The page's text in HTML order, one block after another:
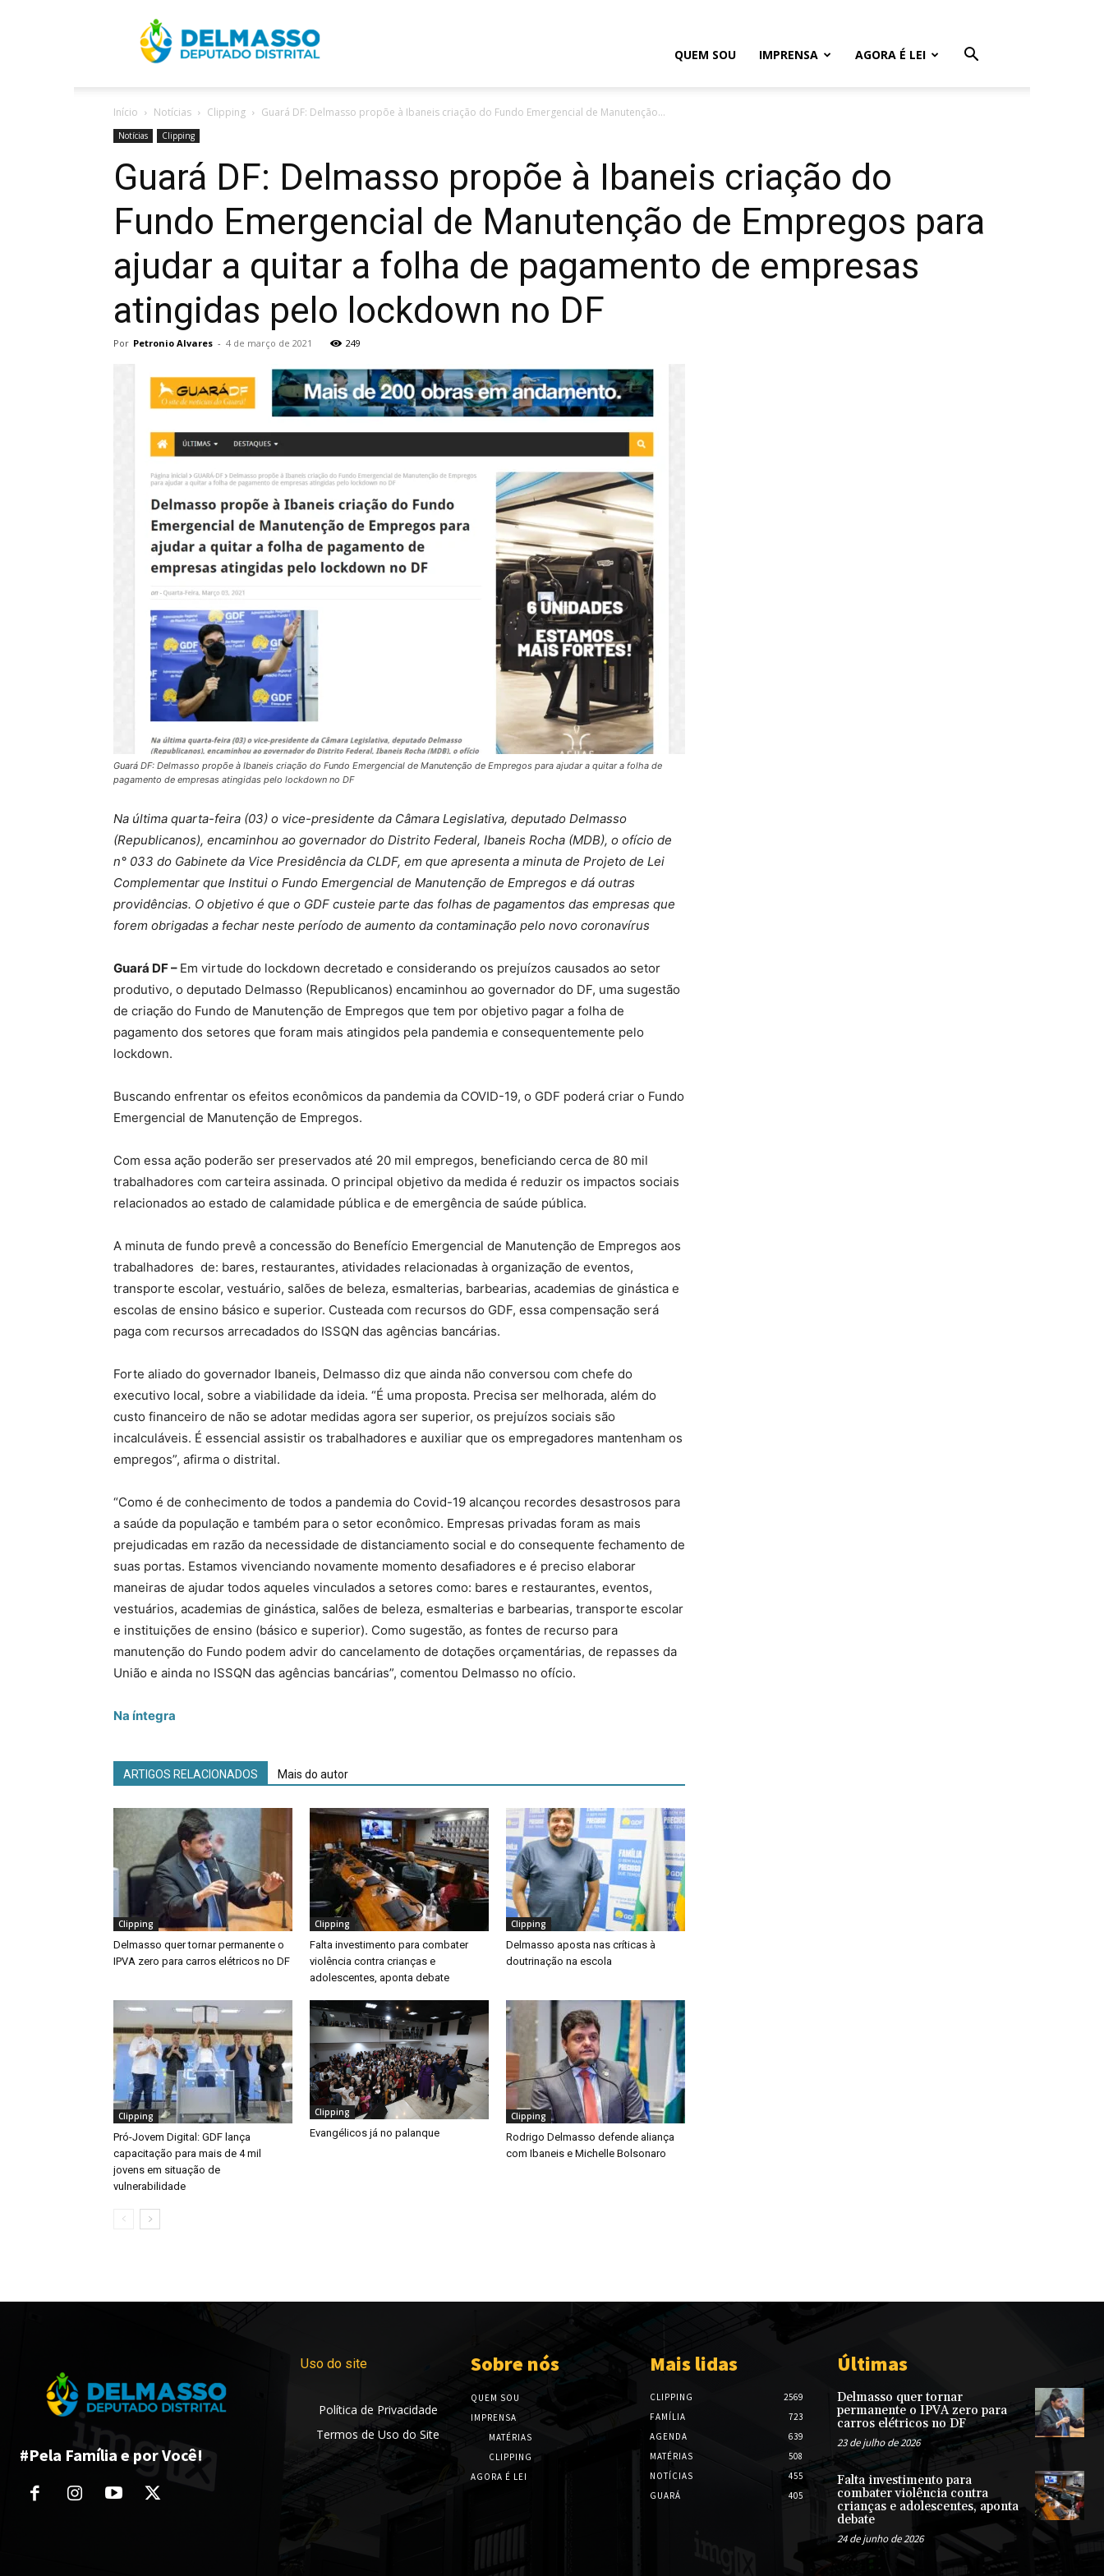
QUEM SOU IMPRENSA AGORA É LEI
Início Notícias Clipping Guará DF: Delmasso propõe à Ibaneis criação do Fundo Emergencial de Manutenção...
Notícias Clipping
Guará DF: Delmasso propõe à Ibaneis criação do
Fundo Emergencial de Manutenção de Empregos para
ajudar a quitar a folha de pagamento de empresas
atingidas pelo lockdown no DF
Por Petronio Alvares - 4 de março de 2021 249
Guará DF: Delmasso propõe à Ibaneis criação do Fundo Emergencial de Manutenção de Empregos para ajudar a quitar a folha de
pagamento de empresas atingidas pelo lockdown no DF
Na última quarta-feira (03) o vice-presidente da Câmara Legislativa, deputado Delmasso
(Republicanos), encaminhou ao governador do Distrito Federal, Ibaneis Rocha (MDB), o ofício de
n° 033 do Gabinete da Vice Presidência da CLDF, em que apresenta a minuta de Projeto de Lei
Complementar que Institui o Fundo Emergencial de Manutenção de Empregos e dá outras
providências. O objetivo é que o GDF custeie parte das folhas de pagamentos das empresas que
forem obrigadas a fechar neste período de aumento da contaminação pelo novo coronavírus
Guará DF – Em virtude do lockdown decretado e considerando os prejuízos causados ao setor
produtivo, o deputado Delmasso (Republicanos) encaminhou ao governador do DF, uma sugestão
de criação do Fundo de Manutenção de Empregos que tem por objetivo pagar a folha de
pagamento dos setores que foram mais atingidos pela pandemia e consequentemente pelo
lockdown.
Buscando enfrentar os efeitos econômicos da pandemia da COVID-19, o GDF poderá criar o Fundo
Emergencial de Manutenção de Empregos.
Com essa ação poderão ser preservados até 20 mil empregos, beneficiando cerca de 80 mil
trabalhadores com carteira assinada. O principal objetivo da medida é reduzir os impactos sociais
relacionados ao estado de calamidade pública e de emergência de saúde pública.
A minuta de fundo prevê a concessão do Benefício Emergencial de Manutenção de Empregos aos
trabalhadores de: bares, restaurantes, atividades relacionadas à organização de eventos,
transporte escolar, vestuário, salões de beleza, esmalterias, barbearias, academias de ginástica e
escolas de ensino básico e superior. Custeada com recursos do GDF, essa compensação será
paga com recursos arrecadados do ISSQN das agências bancárias.
Forte aliado do governador Ibaneis, Delmasso diz que ainda não conversou com chefe do
executivo local, sobre a viabilidade da ideia. “É uma proposta. Precisa ser melhorada, além do
custo financeiro de não se adotar medidas agora ser superior, os prejuízos sociais são
incalculáveis. É essencial assistir os trabalhadores e auxiliar que os empregadores mantenham os
empregos”, afirma o distrital.
“Como é de conhecimento de todos a pandemia do Covid-19 alcançou recordes desastrosos para
a saúde da população e também para o setor econômico. Empresas privadas foram as mais
prejudicadas em razão da necessidade de distanciamento social e do consequente fechamento de
suas portas. Estamos vivenciando novamente momento desafiadores e é preciso elaborar
maneiras de ajudar todos aqueles vinculados a setores como: bares e restaurantes, eventos,
vestuários, academias de ginástica, salões de beleza, esmalterias e barbearias, transporte escolar
e instituições de ensino (básico e superior). Como sugestão, as fontes de recurso para
manutenção do Fundo podem advir do cancelamento de dotações orçamentárias, de repasses da
União e ainda no ISSQN das agências bancárias”, comentou Delmasso no ofício.
Na íntegra
ARTIGOS RELACIONADOS Mais do autor
Clipping
Delmasso quer tornar permanente o
IPVA zero para carros elétricos no DF
Clipping
Falta investimento para combater
violência contra crianças e
adolescentes, aponta debate
Clipping
Delmasso aposta nas críticas à
doutrinação na escola
Clipping
Pró-Jovem Digital: GDF lança
capacitação para mais de 4 mil
jovens em situação de
vulnerabilidade
Clipping
Evangélicos já no palanque
Clipping
Rodrigo Delmasso defende aliança
com Ibaneis e Michelle Bolsonaro
#Pela Família e por Você!
Uso do site
Política de Privacidade
Termos de Uso do Site
Sobre nós
QUEM SOU
IMPRENSA
MATÉRIAS
CLIPPING
AGORA É LEI
Mais lidas
CLIPPING
2569
FAMÍLIA
723
AGENDA
639
MATÉRIAS
508
NOTÍCIAS
455
GUARÁ
405
Últimas
Delmasso quer tornar
permanente o IPVA zero para
carros elétricos no DF
23 de julho de 2026
Falta investimento para
combater violência contra
crianças e adolescentes, aponta
debate
24 de junho de 2026